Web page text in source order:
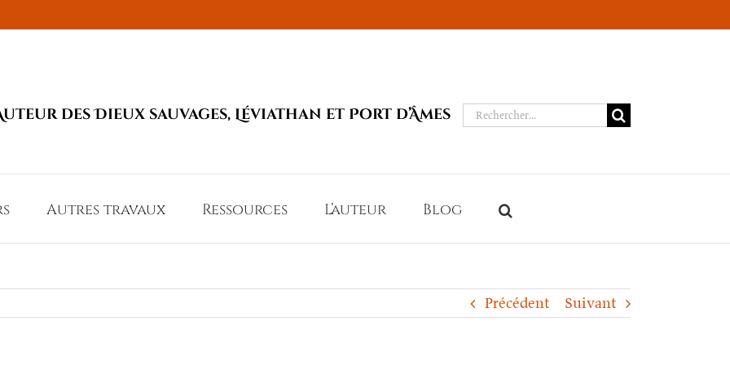
des Dieux sauvages, Léviathan et Port d’Âmes Rechercher:
Autres travaux Ressources L’auteur Blog
Précédent Suivant